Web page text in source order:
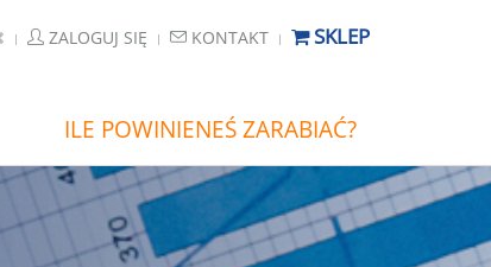
ZALOGUJ SIĘ KONTAKT SKLEP
ILE POWINIENEŚ ZARABIAĆ?